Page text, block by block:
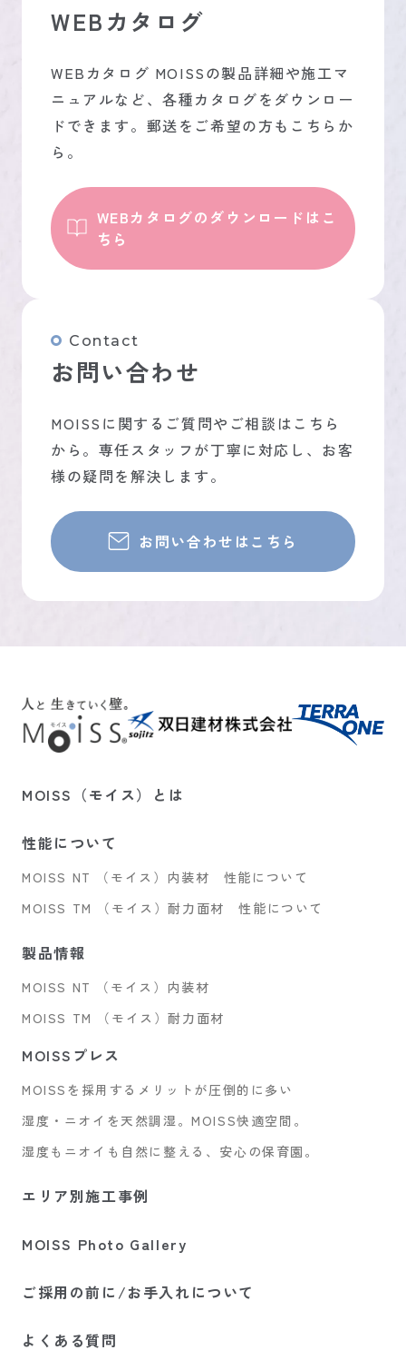
WEBカタログ
WEBカタログ MOISSの製品詳細や施工マ
ニュアルなど、各種カタログをダウンロー
ドできます。郵送をご希望の方もこちらか
ら。
WEBカタログのダウンロードはこ
ちら
Contact
お問い合わせ
MOISSに関するご質問やご相談はこちら
から。専任スタッフが丁寧に対応し、お客
様の疑問を解決します。
お問い合わせはこちら
（新しいタブ（
MOISS（モイス）とは
性能について
MOISS NT （モイス）内装材 性能について
MOISS TM （モイス）耐力面材 性能について
製品情報
MOISS NT （モイス）内装材
MOISS TM （モイス）耐力面材
MOISSプレス
MOISSを採用するメリットが圧倒的に多い
湿度・ニオイを天然調湿。MOISS快適空間。
湿度もニオイも自然に整える、安心の保育園。
エリア別施工事例
MOISS Photo Gallery
ご採用の前に/お手入れについて
よくある質問